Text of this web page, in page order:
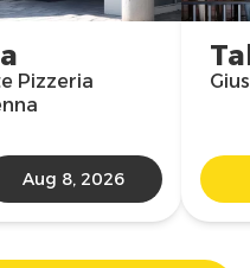
Pizzeria
Aug 8, 2026